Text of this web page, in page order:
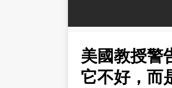
美國教授警
它不好，而